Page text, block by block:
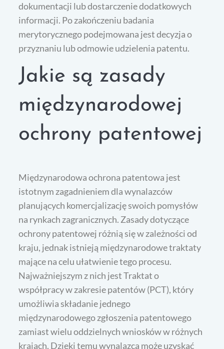
dokumentacji lub dostarczenie dodatkowych
informacji. Po zakończeniu badania
merytorycznego podejmowana jest decyzja o
przyznaniu lub odmowie udzielenia patentu.
Jakie są zasady
międzynarodowej
ochrony patentowej
Międzynarodowa ochrona patentowa jest
istotnym zagadnieniem dla wynalazców
planujących komercjalizację swoich pomysłów
na rynkach zagranicznych. Zasady dotyczące
ochrony patentowej różnią się w zależności od
kraju, jednak istnieją międzynarodowe traktaty
mające na celu ułatwienie tego procesu.
Najważniejszym z nich jest Traktat o
współpracy w zakresie patentów (PCT), który
umożliwia składanie jednego
międzynarodowego zgłoszenia patentowego
zamiast wielu oddzielnych wniosków w różnych
krajach. Dzięki temu wynalazca może uzyskać